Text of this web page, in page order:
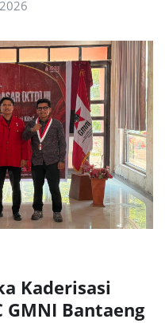
Kaderisasi
GMNI Bantaeng